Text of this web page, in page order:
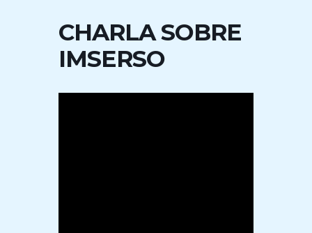
CHARLA SOBRE
IMSERSO